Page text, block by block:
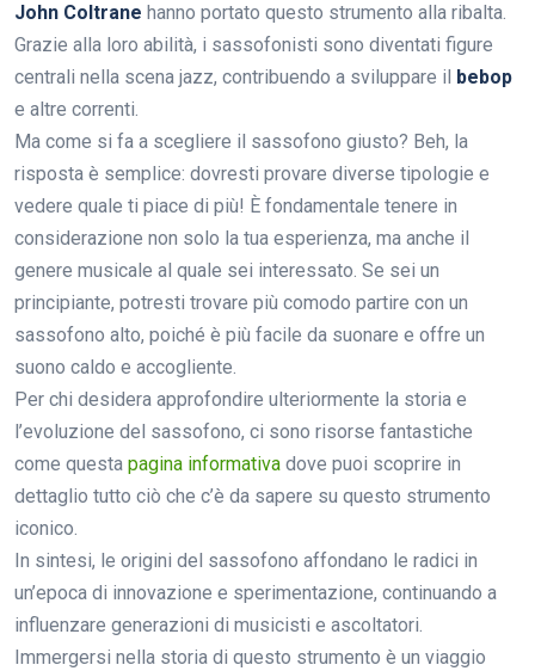
John Coltrane hanno portato questo strumento alla ribalta.
Grazie alla loro abilità, i sassofonisti sono diventati figure
centrali nella scena jazz, contribuendo a sviluppare il
bebop
e altre correnti.
Ma come si fa a scegliere il sassofono giusto? Beh, la
risposta è semplice: dovresti provare diverse tipologie e
vedere quale ti piace di più! È fondamentale tenere in
considerazione non solo la tua esperienza, ma anche il
genere musicale al quale sei interessato. Se sei un
principiante, potresti trovare più comodo partire con un
sassofono alto, poiché è più facile da suonare e offre un
suono caldo e accogliente.
Per chi desidera approfondire ulteriormente la storia e
l’evoluzione del sassofono, ci sono risorse fantastiche
come questa pagina informativa dove puoi scoprire in
dettaglio tutto ciò che c’è da sapere su questo strumento
iconico.
In sintesi, le origini del sassofono affondano le radici in
un’epoca di innovazione e sperimentazione, continuando a
influenzare generazioni di musicisti e ascoltatori.
Immergersi nella storia di questo strumento è un viaggio